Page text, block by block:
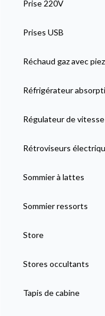
Prise 220V
Prises USB
Réchaud gaz avec
Réfrigérateur
Régulateur de vitesse
Rétroviseurs
Sommier à lattes
Sommier ressorts
Store
Stores occultants
Tapis de cabine